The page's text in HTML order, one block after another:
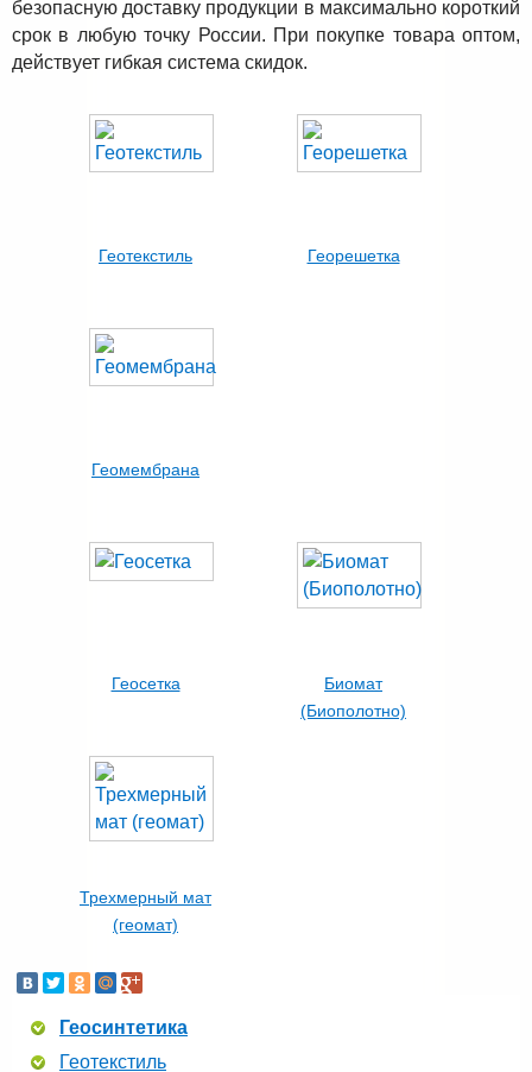
безопасную доставку продукции в максимально короткий
срок в любую точку России. При покупке товара оптом,
действует гибкая система скидок.
Геотекстиль Георешетка
Геомембрана
Геосетка
Биомат
(Биополотно)
Трехмерный мат
(геомат)
Геосинтетика
Геотекстиль